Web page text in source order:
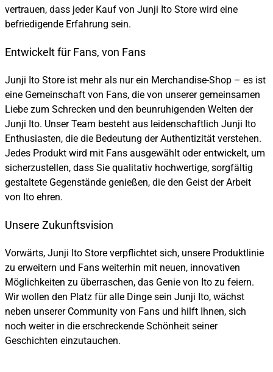
vertrauen, dass jeder Kauf von Junji Ito Store wird eine
befriedigende Erfahrung sein.
Entwickelt für Fans, von Fans
Junji Ito Store ist mehr als nur ein Merchandise-Shop – es ist
eine Gemeinschaft von Fans, die von unserer gemeinsamen
Liebe zum Schrecken und den beunruhigenden Welten der
Junji Ito. Unser Team besteht aus leidenschaftlich Junji Ito
Enthusiasten, die die Bedeutung der Authentizität verstehen.
Jedes Produkt wird mit Fans ausgewählt oder entwickelt, um
sicherzustellen, dass Sie qualitativ hochwertige, sorgfältig
gestaltete Gegenstände genießen, die den Geist der Arbeit
von Ito ehren.
Unsere Zukunftsvision
Vorwärts, Junji Ito Store verpflichtet sich, unsere Produktlinie
zu erweitern und Fans weiterhin mit neuen, innovativen
Möglichkeiten zu überraschen, das Genie von Ito zu feiern.
Wir wollen den Platz für alle Dinge sein Junji Ito, wächst
neben unserer Community von Fans und hilft Ihnen, sich
noch weiter in die erschreckende Schönheit seiner
Geschichten einzutauchen.